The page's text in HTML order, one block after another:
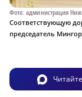
Фото: администрация
Соответствующую
председатель